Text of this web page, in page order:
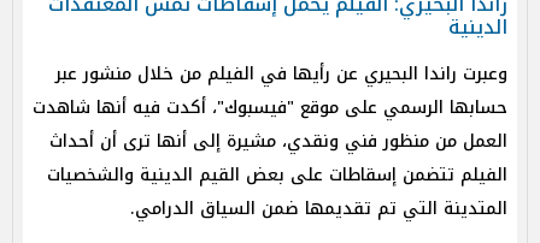
الدينية
وعبرت راندا البحيري عن رأيها في الفيلم من خلال منشور عبر
حسابها الرسمي على موقع "فيسبوك"، أكدت فيه أنها شاهدت
العمل من منظور فني ونقدي، مشيرة إلى أنها ترى أن أحداث
الفيلم تتضمن إسقاطات على بعض القيم الدينية والشخصيات
المتدينة التي تم تقديمها ضمن السياق الدرامي.